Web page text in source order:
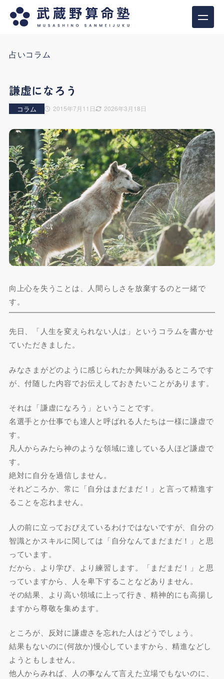
占いコラム
謙虚になろう
2015年7月11日 2026年3月18日
コラム
向上心を失うことは、人間らしさを放棄するのと一緒で
す。
先日、「人生を変えられない人は」というコラムを書かせ
ていただきました。
みなさまがどのように感じられたか興味があるところです
が、付随した内容でお伝えしておきたいことがあります。
それは「謙虚になろう」ということです。
名選手とか仕事でも達人と呼ばれる人たちは一様に謙虚で
す。
凡人からみたら神のような領域に達している人ほど謙虚で
す。
絶対に自分を過信しません。
それどころか、常に「自分はまだまだ！」と言って精進す
ることを忘れません。
人の前に立っておびえているわけではないですが、自分の
智識とかスキルに関しては「自分なんてまだまだ！」と思
っています。
だから、より学び、より練習します。「まだまだ！」と思
っていますから、人を卑下することなどありません。
その結果、より高い領域に上って行き、精神的にも高揚し
ますから尊敬を集めます。
ところが、反対に謙虚さを忘れた人はどうでしょう。
結果もないのに(何故か)慢心していますから、精進などし
ようともしません。
他人からみれば、人の事なんて言えた立場でもないのに、